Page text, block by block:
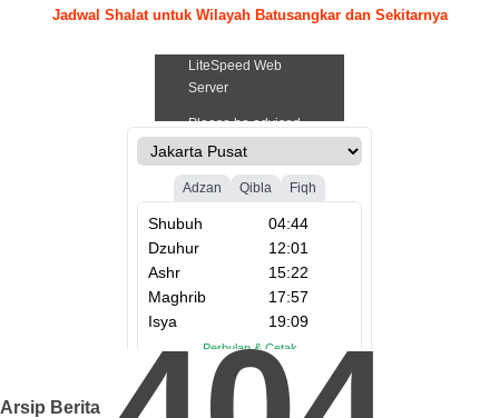
Jadwal Shalat untuk Wilayah Batusangkar dan Sekitarnya
Arsip Berita